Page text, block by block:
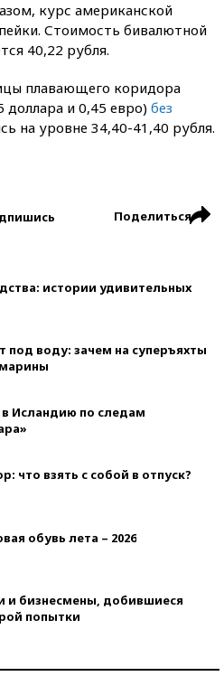
курс американской
Стоимость бивалютной
40,22 рубля.
плавающего коридора
и 0,45 евро) без
на уровне 34,40-41,40 рубля.
Поделиться
истории удивительных
под воду: зачем на суперъяхты
Исландию по следам
что взять с собой в отпуск?
обувь лета – 2026
и бизнесмены, добившиеся
попытки